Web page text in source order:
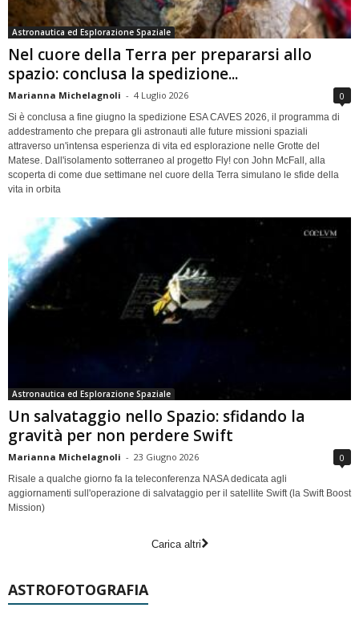
Astronautica ed Esplorazione Spaziale
Nel cuore della Terra per prepararsi allo
spazio: conclusa la spedizione...
Marianna Michelagnoli - 4 Luglio 2026 0
Si è conclusa a fine giugno la spedizione ESA CAVES 2026, il programma di
addestramento che prepara gli astronauti alle future missioni spaziali
attraverso un'intensa esperienza di vita ed esplorazione nelle Grotte del
Matese. Dall'isolamento sotterraneo al progetto Fly! con John McFall, alla
scoperta di come due settimane nel cuore della Terra simulano le sfide della
vita in orbita
Astronautica ed Esplorazione Spaziale
Un salvataggio nello Spazio: sfidando la
gravità per non perdere Swift
Marianna Michelagnoli - 23 Giugno 2026 0
Risale a qualche giorno fa la teleconferenza NASA dedicata agli
aggiornamenti sull'operazione di salvataggio per il satellite Swift (la Swift Boost
Mission)
Carica altri
ASTROFOTOGRAFIA